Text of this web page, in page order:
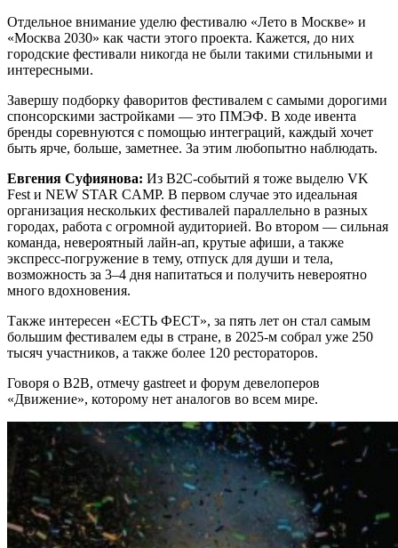
Отдельное внимание уделю фестивалю «Лето в Москве» и
«Москва 2030» как части этого проекта. Кажется, до них
городские фестивали никогда не были такими стильными и
интересными.
Завершу подборку фаворитов фестивалем с самыми дорогими
спонсорскими застройками — это ПМЭФ. В ходе ивента
бренды соревнуются с помощью интеграций, каждый хочет
быть ярче, больше, заметнее. За этим любопытно наблюдать.
Евгения Суфиянова: Из В2С-событий я тоже выделю VK
Fest и NEW STAR CAMP. В первом случае это идеальная
организация нескольких фестивалей параллельно в разных
городах, работа с огромной аудиторией. Во втором — сильная
команда, невероятный лайн-ап, крутые афиши, а также
экспресс-погружение в тему, отпуск для души и тела,
возможность за 3–4 дня напитаться и получить невероятно
много вдохновения.
Также интересен «ЕСТЬ ФЕСТ», за пять лет он стал самым
большим фестивалем еды в стране, в 2025-м собрал уже 250
тысяч участников, а также более 120 рестораторов.
Говоря о В2В, отмечу gastreet и форум девелоперов
«Движение», которому нет аналогов во всем мире.